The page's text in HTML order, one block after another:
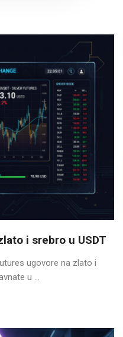
i srebro u USDT
ugovore na zlato i
u ...